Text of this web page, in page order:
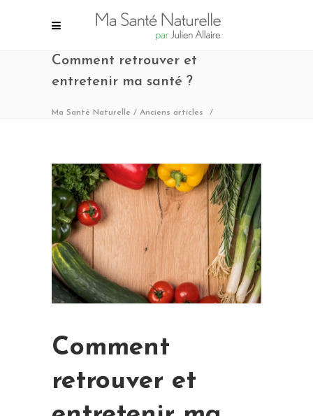
Comment retrouver et
entretenir ma santé ?
Ma Santé Naturelle / Anciens articles /
Comment
retrouver et